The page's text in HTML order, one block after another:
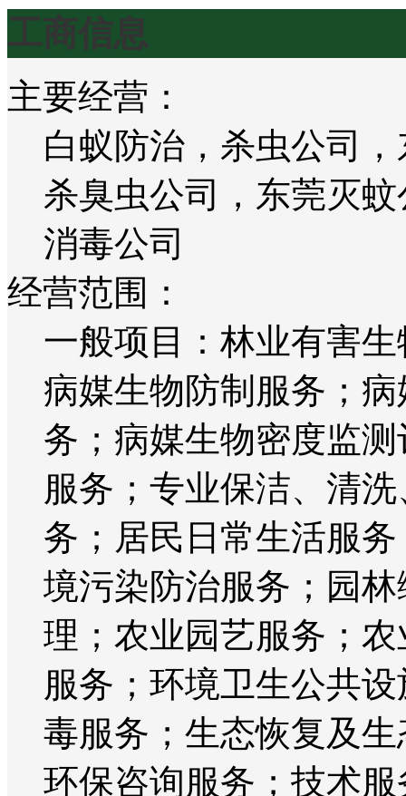
工商信息
主要经营：
白蚁防治，杀虫公司
杀臭虫公司，东莞灭
消毒公司
经营范围：
一般项目：林业有害
病媒生物防制服务；
务；病媒生物密度监
服务；专业保洁、清
务；居民日常生活服
境污染防治服务；园
理；农业园艺服务；
服务；环境卫生公共
毒服务；生态恢复及
环保咨询服务；技术